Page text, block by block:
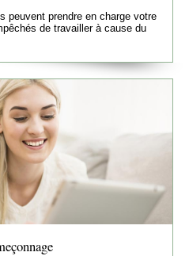
peuvent prendre en charge votre
de travailler à cause du